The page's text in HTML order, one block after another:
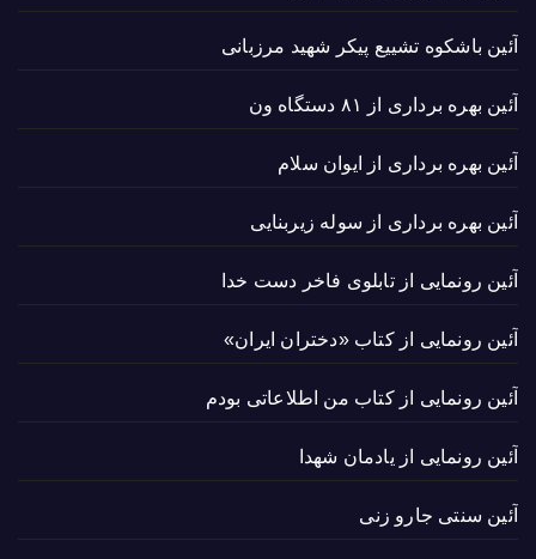
آئین باشکوه تشییع پیکر شهید مرزبانی
آئین بهره برداری از ۸۱ دستگاه ون
آئین بهره برداری از ایوان سلام
آئین بهره برداری از سوله زیربنایی
آئین رونمایی از تابلوی فاخر دست خدا
آئین رونمایی از کتاب «دختران ایران»
آئین رونمایی از کتاب من اطلاعاتی بودم
آئین رونمایی از یادمان شهدا
آئین سنتی جارو زنی